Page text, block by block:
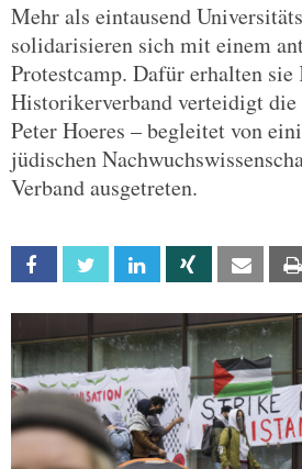
Mehr als eintausend
solidarisieren sich mit einem
Protestcamp. Dafür erhalten
Historikerverband verteidigt
Peter Hoeres – begleitet von
jüdischen
Verband ausgetreten.
Facebook Twitter Linkedin Xing Email